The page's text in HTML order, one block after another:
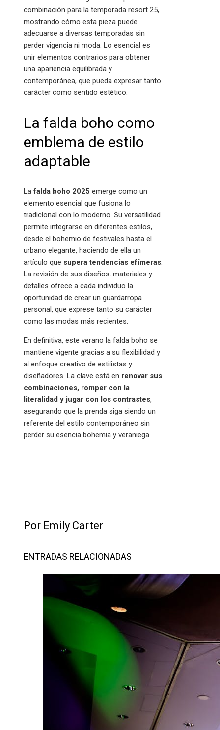
combinación para la temporada resort 25,
mostrando cómo esta pieza puede
adecuarse a diversas temporadas sin
perder vigencia ni moda. Lo esencial es
unir elementos contrarios para obtener
una apariencia equilibrada y
contemporánea, que pueda expresar tanto
carácter como sentido estético.
La falda boho como
emblema de estilo
adaptable
Lafalda boho 2025 emerge como un
elemento esencial que fusiona lo
tradicional con lo moderno. Su versatilidad
permite integrarse en diferentes estilos,
desde el bohemio de festivales hasta el
urbano elegante, haciendo de ella un
artículo que supera tendencias efímeras.
La revisión de sus diseños, materiales y
detalles ofrece a cada individuo la
oportunidad de crear un guardarropa
personal, que exprese tanto su carácter
como las modas más recientes.
En definitiva, este verano la falda boho se
mantiene vigente gracias a su flexibilidad y
al enfoque creativo de estilistas y
diseñadores. La clave está en renovar sus
combinaciones, romper con la
literalidad y jugar con los contrastes,
asegurando que la prenda siga siendo un
referente del estilo contemporáneo sin
perder su esencia bohemia y veraniega.
Por Emily Carter
ENTRADAS RELACIONADAS